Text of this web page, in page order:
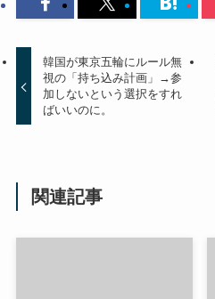
韓国が東京五輪にルール無
視の「持ち込み計画」→参
加しないという選択をすれ
ばいいのに。
関連記事